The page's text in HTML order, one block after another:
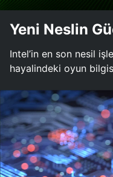
Yeni Neslin
Intel’in en son nesil
hayalindeki oyun